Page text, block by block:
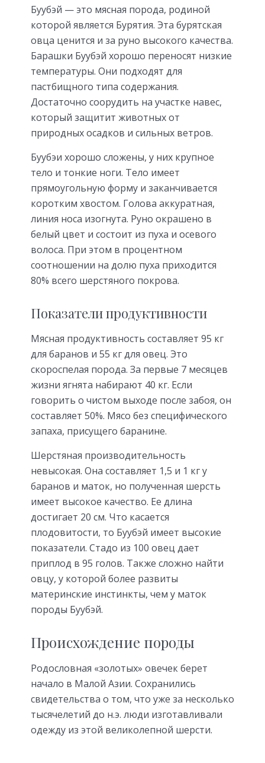
Буубэй — это мясная порода, родиной
которой является Бурятия. Эта бурятская
овца ценится и за руно высокого качества.
Барашки Буубэй хорошо переносят низкие
температуры. Они подходят для
пастбищного типа содержания.
Достаточно соорудить на участке навес,
который защитит животных от
природных осадков и сильных ветров.
Буубэи хорошо сложены, у них крупное
тело и тонкие ноги. Тело имеет
прямоугольную форму и заканчивается
коротким хвостом. Голова аккуратная,
линия носа изогнута. Руно окрашено в
белый цвет и состоит из пуха и осевого
волоса. При этом в процентном
соотношении на долю пуха приходится
80% всего шерстяного покрова.
Показатели продуктивности
Мясная продуктивность составляет 95 кг
для баранов и 55 кг для овец. Это
скороспелая порода. За первые 7 месяцев
жизни ягнята набирают 40 кг. Если
говорить о чистом выходе после забоя, он
составляет 50%. Мясо без специфического
запаха, присущего баранине.
Шерстяная производительность
невысокая. Она составляет 1,5 и 1 кг у
баранов и маток, но полученная шерсть
имеет высокое качество. Ее длина
достигает 20 см. Что касается
плодовитости, то Буубэй имеет высокие
показатели. Стадо из 100 овец дает
приплод в 95 голов. Также сложно найти
овцу, у которой более развиты
материнские инстинкты, чем у маток
породы Буубэй.
Происхождение породы
Родословная «золотых» овечек берет
начало в Малой Азии. Сохранились
свидетельства о том, что уже за несколько
тысячелетий до н.э. люди изготавливали
одежду из этой великолепной шерсти.